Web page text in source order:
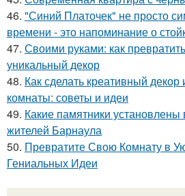
46. "Синий Платочек" не просто
времени - это напоминание о
47. Своими руками: как
уникальный декор
48. Как сделать креативный декор
комнаты: советы и идеи
49. Какие памятники установлены
жителей Барнаула
50. Превратите Свою Комнату в
Гениальных Идеи